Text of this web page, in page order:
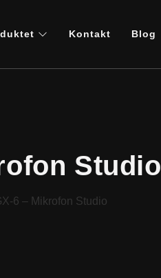
Kontakt Blog
Studio
6 – Mikrofon Studio